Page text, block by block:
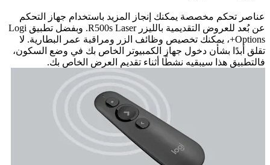
عناصر تحكم مخصصة يمكنك إنجاز المزيد باستخدام جهاز التحكم
عن بُعد للعروض التقديمية بالليزر R500s Laser. وبفضل تطبيق Logi
Options+، يمكنك تخصيص وظائف الزر ومراقبة عمر البطارية. لا
تقلق أبدًا بشأن دخول جهاز الكمبيوتر الخاص بك في وضع السكون،
فالتطبيق هذا سيبقيه نشطًا أثناء تقديم العرض الخاص بك.